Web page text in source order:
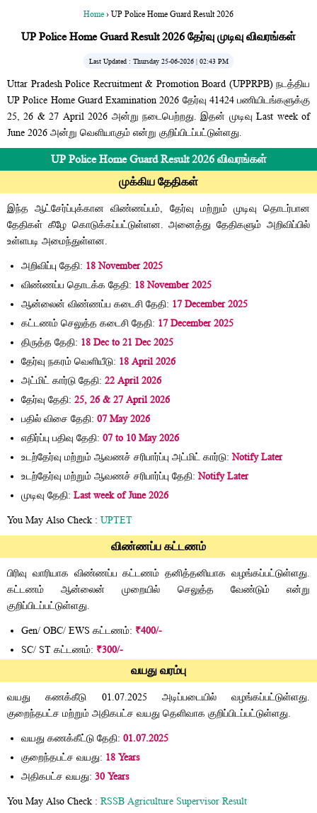
Home › UP Police Home Guard Result 2026
UP Police Home Guard Result 2026 தேர்வு முடிவு விவரங்கள்
Last Updated : Thursday 25-06-2026 | 02:43 PM
Uttar Pradesh Police Recruitment & Promotion Board (UPPRPB) நடத்திய
UP Police Home Guard Examination 2026 தேர்வு 41424 பணியிடங்களுக்கு
25, 26 & 27 April 2026 அன்று நடைபெற்றது. இதன் முடிவு Last week of
June 2026 அன்று வெளியாகும் என்று குறிப்பிடப்பட்டுள்ளது.
UP Police Home Guard Result 2026 விவரங்கள்
முக்கிய தேதிகள்
இந்த ஆட்சேர்ப்புக்கான விண்ணப்பம், தேர்வு மற்றும் முடிவு தொடர்பான
தேதிகள் கீழே கொடுக்கப்பட்டுள்ளன. அனைத்து தேதிகளும் அறிவிப்பில்
உள்ளபடி அமைந்துள்ளன.
அறிவிப்பு தேதி: 18 November 2025
விண்ணப்ப தொடக்க தேதி: 18 November 2025
ஆன்லைன் விண்ணப்ப கடைசி தேதி: 17 December 2025
கட்டணம் செலுத்த கடைசி தேதி: 17 December 2025
திருத்த தேதி: 18 Dec to 21 Dec 2025
தேர்வு நகரம் வெளியீடு: 18 April 2026
அட்மிட் கார்டு தேதி: 22 April 2026
தேர்வு தேதி: 25, 26 & 27 April 2026
பதில் விசை தேதி: 07 May 2026
எதிர்ப்பு பதிவு தேதி: 07 to 10 May 2026
உடற்தேர்வு மற்றும் ஆவணச் சரிபார்ப்பு அட்மிட் கார்டு:Notify Later
உடற்தேர்வு மற்றும் ஆவணச் சரிபார்ப்பு தேதி:Notify Later
முடிவு தேதி: Last week of June 2026
You May Also Check : UPTET
விண்ணப்ப கட்டணம்
பிரிவு வாரியாக விண்ணப்ப கட்டணம் தனித்தனியாக வழங்கப்பட்டுள்ளது.
கட்டணம் ஆன்லைன் முறையில் செலுத்த வேண்டும் என்று
குறிப்பிடப்பட்டுள்ளது.
Gen/ OBC/ EWS கட்டணம்: ₹400/-
SC/ ST கட்டணம்: ₹300/-
வயது வரம்பு
வயது கணக்கீடு 01.07.2025 அடிப்படையில் வழங்கப்பட்டுள்ளது.
குறைந்தபட்ச மற்றும் அதிகபட்ச வயது தெளிவாக குறிப்பிடப்பட்டுள்ளது.
வயது கணக்கீட்டு தேதி: 01.07.2025
குறைந்தபட்ச வயது: 18 Years
அதிகபட்ச வயது: 30 Years
You May Also Check : RSSB Agriculture Supervisor Result